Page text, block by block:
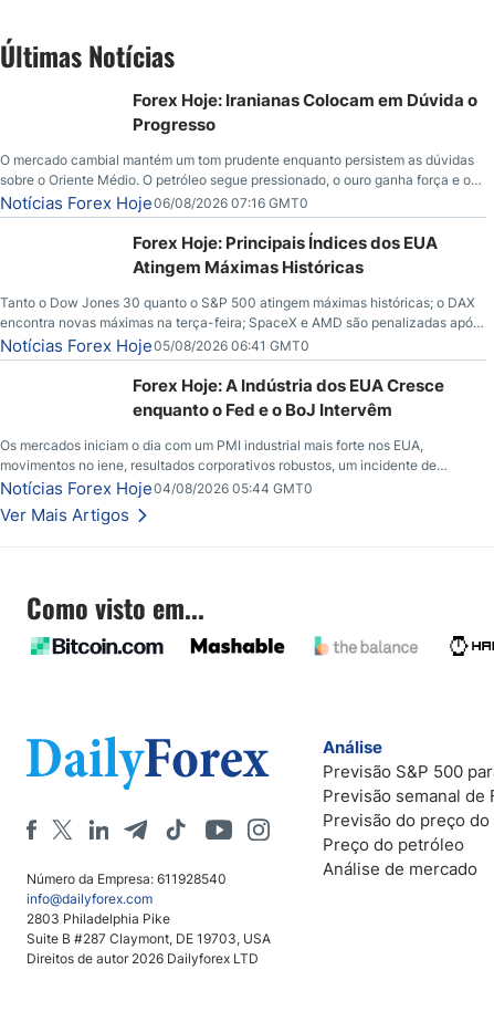
Últimas Notícias
Forex Hoje: Iranianas Colocam em Dúvida o
Progresso
O mercado cambial mantém um tom prudente enquanto persistem as dúvidas
sobre o Oriente Médio. O petróleo segue pressionado, o ouro ganha força e os
investidores aguardam novos indicadores econômicos dos Estados Unidos.
Notícias Forex Hoje06/08/2026 07:16 GMT0
Forex Hoje: Principais Índices dos EUA
Atingem Máximas Históricas
Tanto o Dow Jones 30 quanto o S&P 500 atingem máximas históricas; o DAX
encontra novas máximas na terça-feira; SpaceX e AMD são penalizadas após
chamadas de lucros; o petróleo bruto cai abaixo de $80 com novas
esperanças; o dólar americano continua tentando se estabilizar em relação ao
iene; o peso mexicano vê uma alta à medida que as taxas caem nos EUA.
Notícias Forex Hoje05/08/2026 06:41 GMT0
Forex Hoje: A Indústria dos EUA Cresce
enquanto o Fed e o BoJ Intervêm
Os mercados iniciam o dia com um PMI industrial mais forte nos EUA,
movimentos no iene, resultados corporativos robustos, um incidente de
segurança envolvendo o Bitcoin e novos desdobramentos no mercado de
petróleo.
Notícias Forex Hoje04/08/2026 05:44 GMT0
Ver Mais Artigos
Como visto em...
Número da Empresa: 611928540
info@dailyforex.com
2803 Philadelphia Pike
Suite B #287 Claymont, DE 19703, USA
Direitos de autor 2026 Dailyforex LTD
Análise
Previsão S&P 500
Previsão semanal de
Previsão do preço
Preço do petróleo
Análise de mercado